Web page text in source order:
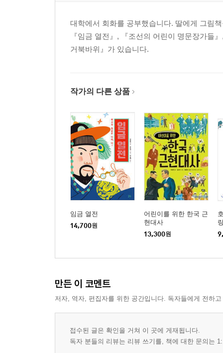
대학에서 회화를 공부했습니다. 딸에게 그림
『임금 열전』, 『조선의 어린이 명문장가들
거북바위』가 있습니다.
작가의 다른 상품
임금 열전
14,700원
어린이를 위한 한국 근
현대사
13,300원
만든 이 코멘트
저자, 역자, 편집자를 위한 공간입니다. 독자들에게 전하
접수된 글은 확인을 거쳐 이 곳에 게재됩니다.
독자 분들의 리뷰는 리뷰 쓰기를, 책에 대한 문의는